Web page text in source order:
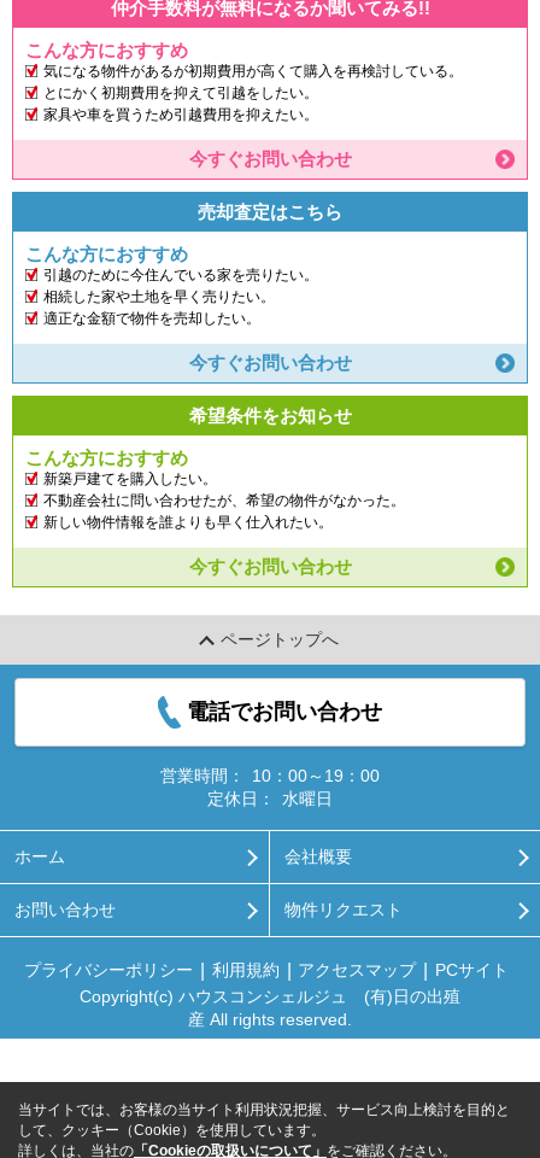
仲介手数料が無料になるか聞いてみる!!
こんな方におすすめ
気になる物件があるが初期費用が高くて購入を再検討している。
とにかく初期費用を抑えて引越をしたい。
家具や車を買うため引越費用を抑えたい。
今すぐお問い合わせ
売却査定はこちら
こんな方におすすめ
引越のために今住んでいる家を売りたい。
相続した家や土地を早く売りたい。
適正な金額で物件を売却したい。
今すぐお問い合わせ
希望条件をお知らせ
こんな方におすすめ
新築戸建てを購入したい。
不動産会社に問い合わせたが、希望の物件がなかった。
新しい物件情報を誰よりも早く仕入れたい。
今すぐお問い合わせ
ページトップへ
電話でお問い合わせ
営業時間：
10：00～19：00
定休日：
水曜日
ホーム 会社概要
お問い合わせ 物件リクエスト
プライバシーポリシー 利用規約 アクセスマップ
PCサイト
Copyright(c) ハウスコンシェルジュ (有)日の出殖
産 All rights reserved.
当サイトでは、お客様の当サイト利用状況把握、サービス向上検討を目的と
して、クッキー（Cookie）を使用しています。
詳しくは、当社の 「Cookieの取扱いについて」 をご確認ください。